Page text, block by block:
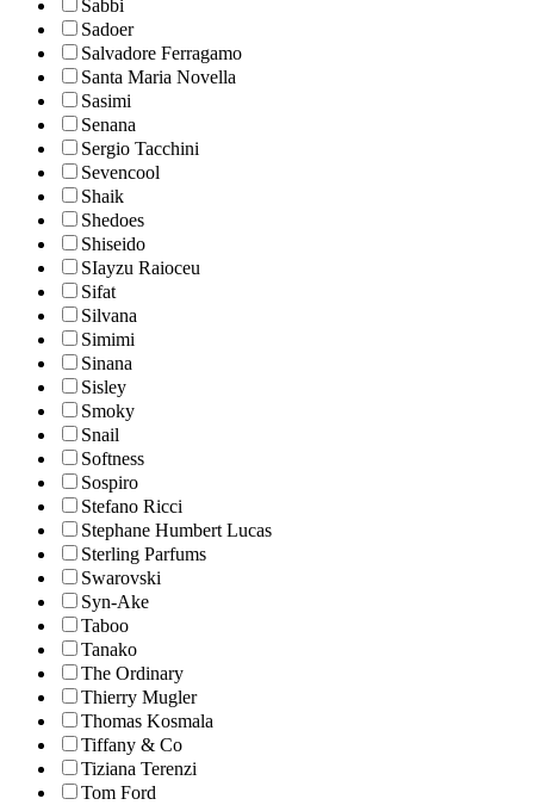
Sabbi
Sadoer
Salvadore Ferragamo
Santa Maria Novella
Sasimi
Senana
Sergio Tacchini
Sevencool
Shaik
Shedoes
Shiseido
SIayzu Raioceu
Sifat
Silvana
Simimi
Sinana
Sisley
Smoky
Snail
Softness
Sospiro
Stefano Ricci
Stephane Humbert Lucas
Sterling Parfums
Swarovski
Syn-Ake
Taboo
Tanako
The Ordinary
Thierry Mugler
Thomas Kosmala
Tiffany & Co
Tiziana Terenzi
Tom Ford